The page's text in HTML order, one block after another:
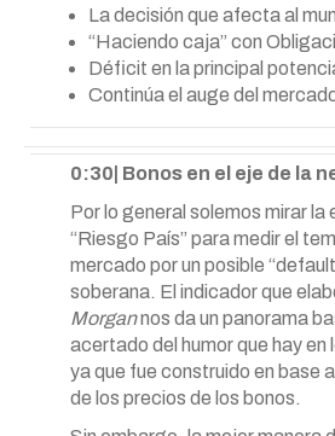
La decisión que afecta al
“Haciendo caja” con
Déficit en la principal
Continúa el auge del
0:30| Bonos en el eje de la
Por lo general solemos mirar la
“Riesgo País” para medir el
mercado por un posible
soberana. El indicador que
Morgannos da un panorama
acertado del humor que hay en
ya que fue construido en base
de los precios de los bonos.